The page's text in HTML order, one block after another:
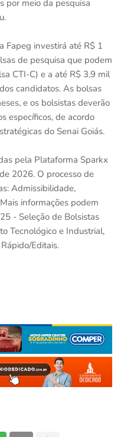
por meio da pesquisa
Fapeg investirá até R$ 1
de pesquisa que podem
CTI-C) e a até R$ 3,9 mil
candidatos. As bolsas
e os bolsistas deverão
específicos, de acordo
do Senai Goiás.
pela Plataforma Sparkx
2026. O processo de
Admissibilidade,
informações podem
- Seleção de Bolsistas
Tecnológico e Industrial,
Editais.